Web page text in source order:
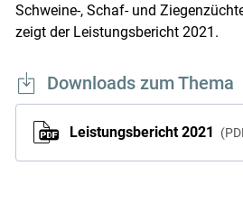
Schweine-, Schaf- und
zeigt der Leistungsbericht 2021.
Downloads zum Thema
Leistungsbericht 2021